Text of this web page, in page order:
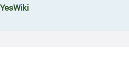
YesWiki